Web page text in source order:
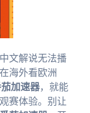
文解说无法播
海外看欧洲
加速器，就能
赛体验。别让